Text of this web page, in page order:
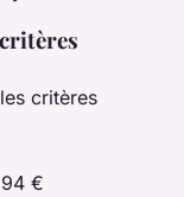
critères
€